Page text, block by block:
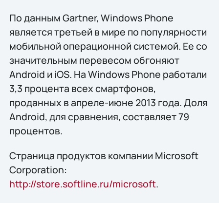
По данным Gartner, Windows Phone
является третьей в мире по популярности
мобильной операционной системой. Ее со
значительным перевесом обгоняют
Android и iOS. На Windows Phone работали
3,3 процента всех смартфонов,
проданных в апреле-июне 2013 года. Доля
Android, для сравнения, составляет 79
процентов.
Страница продуктов компании Microsoft
Corporation:
http://store.softline.ru/microsoft.